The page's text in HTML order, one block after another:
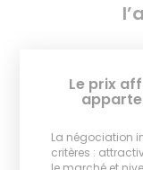
Le prix
La négociation
critères :